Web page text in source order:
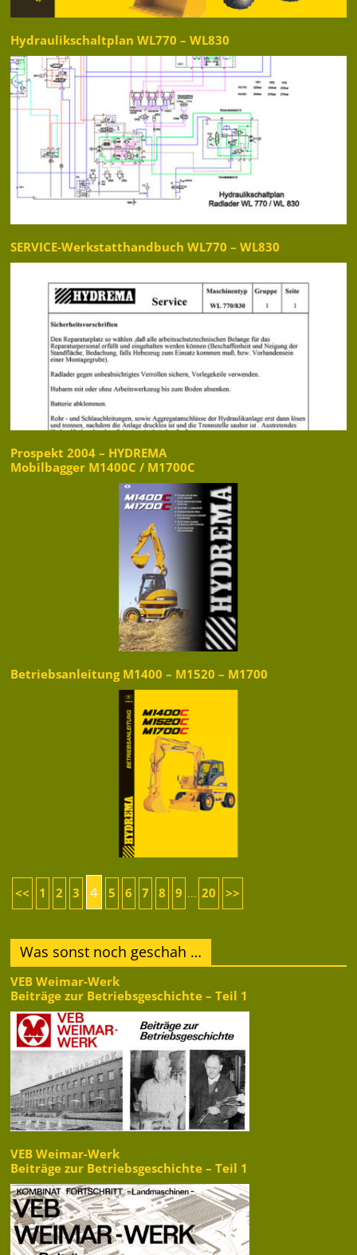
Hydraulikschaltplan WL770 – WL830
SERVICE-Werkstatthandbuch WL770 – WL830
Prospekt 2004 – HYDREMA
Mobilbagger M1400C / M1700C
Betriebsanleitung M1400 – M1520 – M1700
<< 1 2 3 4 5 6 7 8 9 ... 20 >>
Was sonst noch geschah …
VEB Weimar-Werk
Beiträge zur Betriebsgeschichte – Teil 1
VEB Weimar-Werk
Beiträge zur Betriebsgeschichte – Teil 1